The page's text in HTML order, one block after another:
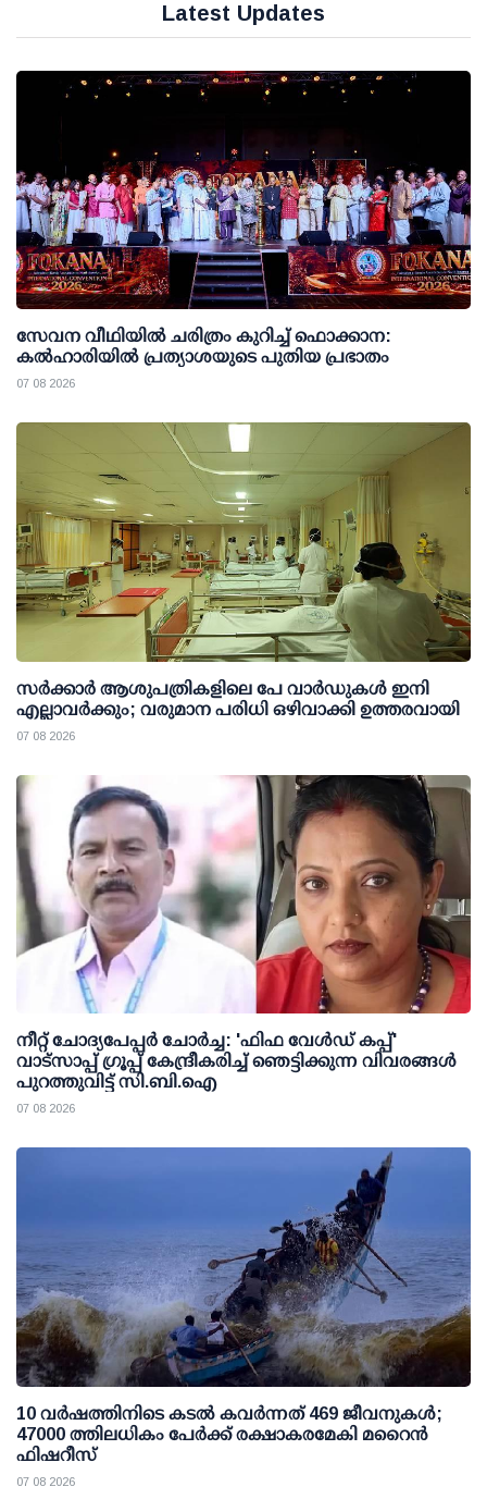
Latest Updates
സേവന വീഥിയില്‍ ചരിത്രം കുറിച്ച് ഫൊക്കാന:
കല്‍ഹാരിയില്‍ പ്രത്യാശയുടെ പുതിയ പ്രഭാതം
07 08 2026
സര്‍ക്കാര്‍ ആശുപത്രികളിലെ പേ വാര്‍ഡുകള്‍ ഇനി
എല്ലാവര്‍ക്കും; വരുമാന പരിധി ഒഴിവാക്കി ഉത്തരവായി
07 08 2026
നീറ്റ് ചോദ്യപേപ്പര്‍ ചോര്‍ച്ച: 'ഫിഫ വേള്‍ഡ് കപ്പ്'
വാട്സാപ്പ് ഗ്രൂപ്പ് കേന്ദ്രീകരിച്ച് ഞെട്ടിക്കുന്ന വിവരങ്ങള്‍
പുറത്തുവിട്ട് സി.ബി.ഐ
07 08 2026
10 വര്‍ഷത്തിനിടെ കടല്‍ കവര്‍ന്നത് 469 ജീവനുകള്‍;
47000 ത്തിലധികം പേര്‍ക്ക് രക്ഷാകരമേകി മറൈന്‍
ഫിഷറീസ്
07 08 2026